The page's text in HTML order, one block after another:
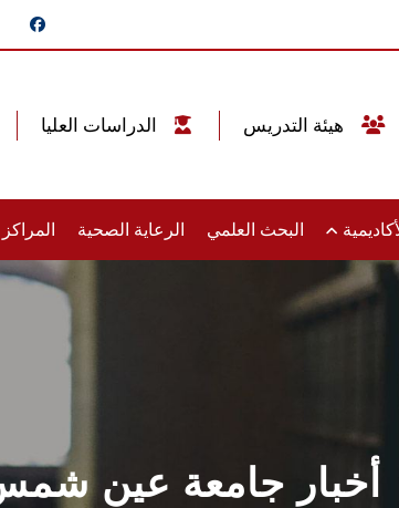
البحث العلمي الرعاية الصحية
أخبار جامعة عين